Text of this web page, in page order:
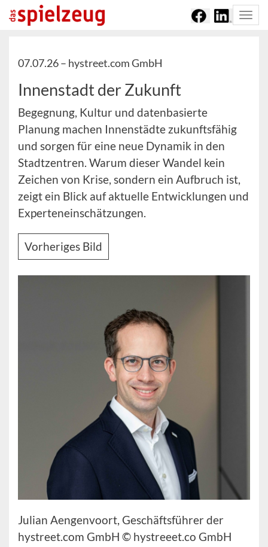
07.07.26 – hystreet.com GmbH
Innenstadt der Zukunft
Begegnung, Kultur und datenbasierte
Planung machen Innenstädte zukunftsfähig
und sorgen für eine neue Dynamik in den
Stadtzentren. Warum dieser Wandel kein
Zeichen von Krise, sondern ein Aufbruch ist,
zeigt ein Blick auf aktuelle Entwicklungen und
Experteneinschätzungen.
Vorheriges Bild
Julian Aengenvoort, Geschäftsführer der
hystreet.com GmbH © hystreeet.co GmbH